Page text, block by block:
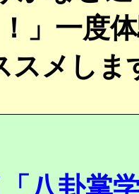
」一度
スメしま
八卦掌